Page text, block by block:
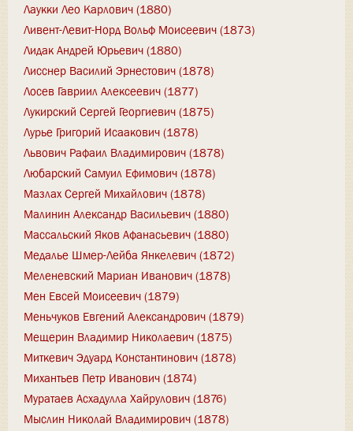
Лаукки Лео Карлович (1880)
Ливент-Левит-Норд Вольф Моисеевич (1873)
Лидак Андрей Юрьевич (1880)
Лисснер Василий Эрнестович (1878)
Лосев Гавриил Алексеевич (1877)
Лукирский Сергей Георгиевич (1875)
Лурье Григорий Исаакович (1878)
Львович Рафаил Владимирович (1878)
Любарский Самуил Ефимович (1878)
Мазлах Сергей Михайлович (1878)
Малинин Александр Васильевич (1880)
Массальский Яков Афанасьевич (1880)
Медалье Шмер-Лейба Янкелевич (1872)
Меленевский Мариан Иванович (1878)
Мен Евсей Моисеевич (1879)
Меньчуков Евгений Александрович (1879)
Мещерин Владимир Николаевич (1875)
Миткевич Эдуард Константинович (1878)
Михантьев Петр Иванович (1874)
Муратаев Асхадулла Хайрулович (1876)
Мыслин Николай Владимирович (1878)